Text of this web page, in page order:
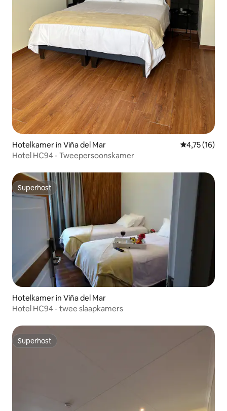
Hotelkamer in Viña del Mar Gemiddelde
4,75 (16)
Hotel HC94 - Tweepersoonskamer
Superhost
Superhost
Hotelkamer in Viña del Mar
Hotel HC94 - twee slaapkamers
Superhost
Superhost